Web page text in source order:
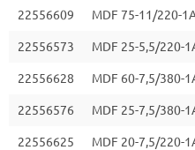
22556609 MDF 75-11/220-
22556573 MDF 25-5,5/220-
22556628 MDF 60-7,5/380-
22556576 MDF 25-7,5/380-
22556625 MDF 20-7,5/220-